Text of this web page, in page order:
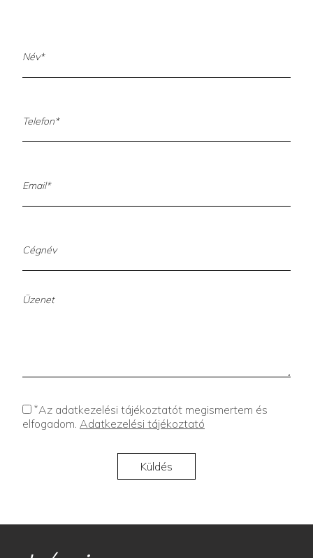
*Az adatkezelési tájékoztatót megismertem és
elfogadom. Adatkezelési tájékoztató